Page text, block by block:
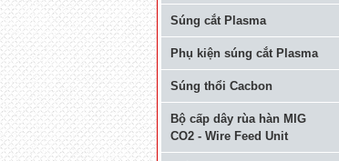
Súng cắt Plasma
Phụ kiện súng cắt Plasma
Súng thổi Cacbon
Bộ cấp dây rùa hàn MIG
CO2 - Wire Feed Unit